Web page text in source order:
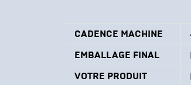
CADENCE MACHINE
EMBALLAGE FINAL
VOTRE PRODUIT